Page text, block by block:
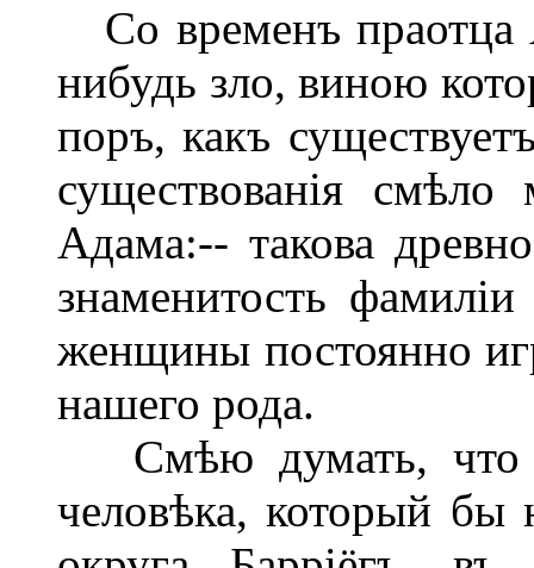
Со временъ праотца
нибудь зло, виною
поръ, какъ
существованія
Адама:-- такова
знаменитость
женщины постоянно
нашего рода.
Смѣю думать, что
человѣка, который